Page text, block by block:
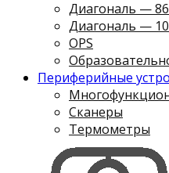
Диагональ —
Диагональ —
OPS
Периферийные
Сканеры
Термометры